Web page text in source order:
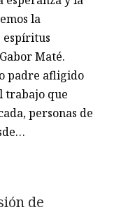
la
espíritus
Maté.
padre afligido
trabajo que
personas de
de